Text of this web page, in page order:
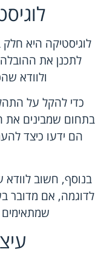
לוגיסטיקה היא
לתכנן את
ולוודא
כדי להקל על
בתחום שמבינים את
הם ידעו כיצד
בנוסף, חשוב
לדוגמה, אם מדובר